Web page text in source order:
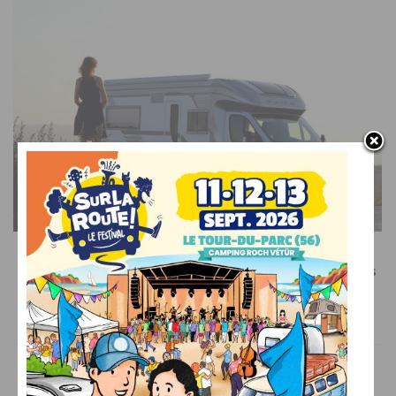
SUR LE WEB
Recevez le meilleur de l’actualité du camping-car dans
votre boîte mail
VOUS AIMEREZ AUSSI